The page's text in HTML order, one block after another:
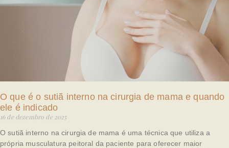
O que é o sutiã interno na cirurgia de mama e quando
ele é indicado
16 de dezembro de 2025
O sutiã interno na cirurgia de mama é uma técnica que utiliza a
própria musculatura peitoral da paciente para oferecer maior